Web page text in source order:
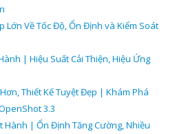
Lớn Về Tốc Độ, Ổn Định và Kiểm Soát
| Hiệu Suất Cải Thiện, Hiệu Ứng
Thiết Kế Tuyệt Đẹp | Khám Phá
3.3
Hành | Ổn Định Tăng Cường, Nhiều